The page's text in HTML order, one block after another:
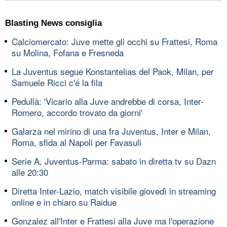
Blasting News consiglia
Calciomercato: Juve mette gli occhi su Frattesi, Roma
su Molina, Fofana e Fresneda
La Juventus segue Konstantelias del Paok, Milan, per
Samuele Ricci c'é la fila
Pedullà: 'Vicario alla Juve andrebbe di corsa, Inter-
Romero, accordo trovato da giorni'
Galarza nel mirino di una fra Juventus, Inter e Milan,
Roma, sfida al Napoli per Favasuli
Serie A, Juventus-Parma: sabato in diretta tv su Dazn
alle 20:30
Diretta Inter-Lazio, match visibile giovedì in streaming
online e in chiaro su Raidue
Gonzalez all'Inter e Frattesi alla Juve ma l'operazione